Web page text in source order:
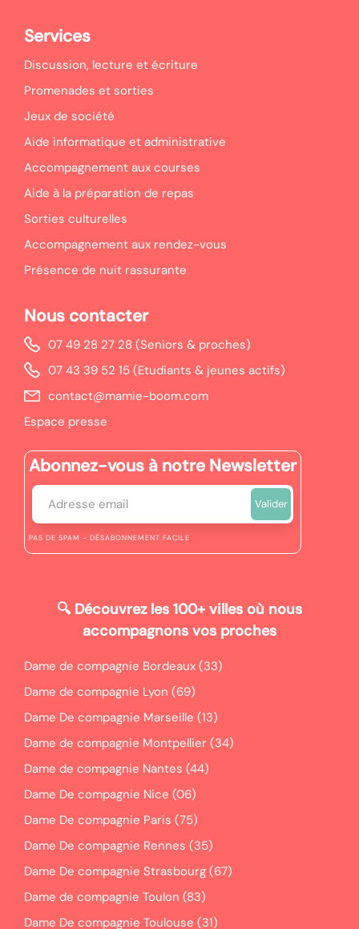
Services
Discussion, lecture et écriture
Promenades et sorties
Jeux de société
Aide informatique et administrative
Accompagnement aux courses
Aide à la préparation de repas
Sorties culturelles
Accompagnement aux rendez-vous
Présence de nuit rassurante
Nous contacter
07 49 28 27 28 (Seniors & proches)
07 43 39 52 15 (Etudiants & jeunes actifs)
contact@mamie-boom.com
Espace presse
Abonnez-vous à notre Newsletter
PAS DE SPAM - DÉSABONNEMENT FACILE
🔍 Découvrez les 100+ villes où nous
accompagnons vos proches
Dame de compagnie Bordeaux (33)
Dame de compagnie Lyon (69)
Dame De compagnie Marseille (13)
Dame de compagnie Montpellier (34)
Dame de compagnie Nantes (44)
Dame De compagnie Nice (06)
Dame De compagnie Paris (75)
Dame De compagnie Rennes (35)
Dame De compagnie Strasbourg (67)
Dame de compagnie Toulon (83)
Dame De compagnie Toulouse (31)